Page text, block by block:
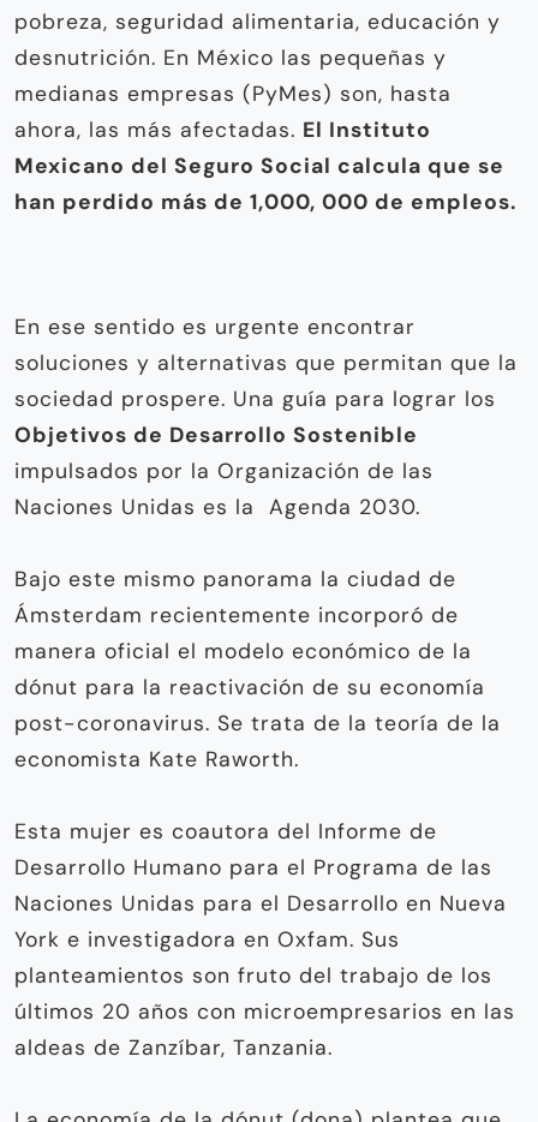
pobreza, seguridad alimentaria, educación y
desnutrición. En México las pequeñas y
medianas empresas (PyMes) son, hasta
ahora, las más afectadas. El Instituto
Mexicano del Seguro Social calcula que se
han perdido más de 1,000, 000 de empleos.
En ese sentido es urgente encontrar
soluciones y alternativas que permitan que la
sociedad prospere. Una guía para lograr los
Objetivos de De­sarrollo Sostenible
impulsados por la Organización de las
Naciones Unidas es la Agenda 2030.
Bajo este mismo panorama la ciudad de
Ámsterdam recientemente incorporó de
manera oficial el modelo económico de la
dónut para la reactivación de su economía
post-coronavirus. Se trata de la teoría de la
economista Kate Raworth.
Esta mujer es coautora del Informe de
Desarrollo Humano para el Programa de las
Naciones Unidas para el Desarrollo en Nueva
York e investigadora en Oxfam. Sus
planteamientos son fruto del trabajo de los
últimos 20 años con microempresarios en las
aldeas de Zanzíbar, Tanzania.